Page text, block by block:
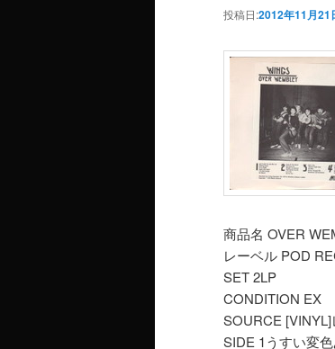
投稿日:2012年11月21
商品名 OVER
レーベル POD
SET 2LP
CONDITION EX
SOURCE
SIDE 1うすい変